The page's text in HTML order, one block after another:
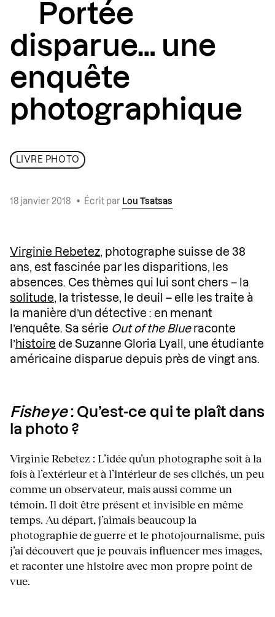
Portée
disparue… une
enquête
photographique
LIVRE PHOTO
18 janvier 2018 • Écrit par Lou Tsatsas
Virginie Rebetez, photographe suisse de 38
ans, est fascinée par les disparitions, les
absences. Ces thèmes qui lui sont chers – la
solitude, la tristesse, le deuil – elle les traite à
la manière d’un détective : en menant
l’enquête. Sa série Out of the Blueraconte
l’ histoire de Suzanne Gloria Lyall, une étudiante
américaine disparue depuis près de vingt ans.
Fisheye: Qu’est-ce qui te plaît dans
la photo ?
Virginie Rebetez : L’idée qu’un photographe soit à la
fois à l’extérieur et à l’intérieur de ses clichés, un peu
comme un observateur, mais aussi comme un
témoin. Il doit être présent et invisible en même
temps. Au départ, j’aimais beaucoup la
photographie de guerre et le photojournalisme, puis
j’ai découvert que je pouvais influencer mes images,
et raconter une histoire avec mon propre point de
vue.